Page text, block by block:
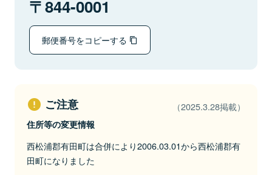
844-0001
郵便番号をコピーする
ご注意 （2025.3.28掲載）
住所等の変更情報
西松浦郡有田町は合併により2006.03.01から西松浦郡有
田町になりました